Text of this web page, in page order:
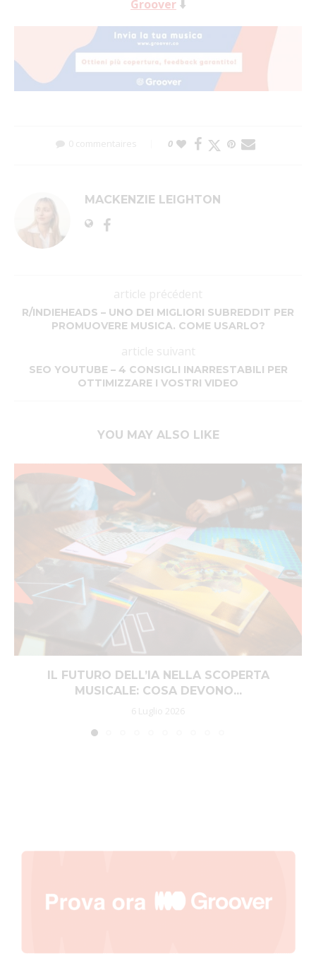
Groover ⬇️
0 commentaires 0
MACKENZIE LEIGHTON
article précédent
R/INDIEHEADS – UNO DEI MIGLIORI SUBREDDIT PER
PROMUOVERE MUSICA. COME USARLO?
article suivant
SEO YOUTUBE – 4 CONSIGLI INARRESTABILI PER
OTTIMIZZARE I VOSTRI VIDEO
YOU MAY ALSO LIKE
IL FUTURO DELL’IA NELLA SCOPERTA
MUSICALE: COSA DEVONO...
6 Luglio 2026